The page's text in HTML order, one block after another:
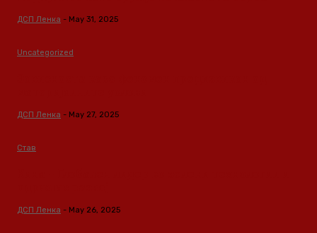
ДСП Ленка - May 31, 2025
Uncategorized
ДСП Ленка - May 27, 2025
Став
ДСП Ленка - May 26, 2025